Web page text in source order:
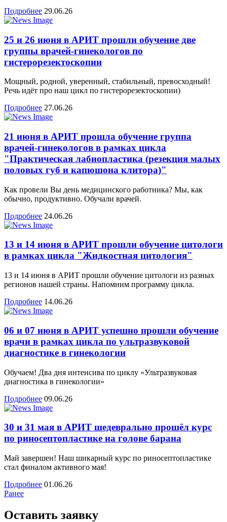
Подробнее 29.06.26
25 и 26 июня в АРИТ прошли обучение две
группы врачей-гинекологов по
гистерорезектоскопии
Мощный, родной, уверенный, стабильный, превосходный!
Речь идёт про наш цикл по гистерорезектоскопии)
Подробнее 27.06.26
21 июня в АРИТ прошла обучение группа
врачей-гинекологов в рамках цикла
"Практическая лабиопластика (резекция малых
половых губ и капюшона клитора)"
Как провели Вы день медицинского работника? Мы, как
обычно, продуктивно. Обучали врачей.
Подробнее 24.06.26
13 и 14 июня в АРИТ прошли обучение цитологи
в рамках цикла "Жидкостная цитология"
13 и 14 июня в АРИТ прошли обучение цитологи из разных
регионов нашей страны. Напомним программу цикла.
Подробнее 14.06.26
06 и 07 июня в АРИТ успешно прошли обучение
врачи в рамках цикла по ультразвуковой
диагностике в гинекологии
Обучаем! Два дня интенсива по циклу «Ультразвуковая
диагностика в гинекологии»
Подробнее 09.06.26
30 и 31 мая в АРИТ шедеврально прошёл курс
по риносептопластике на голове барана
Май завершен! Наш шикарный курс по риносептопластике
стал финалом активного мая!
Подробнее 01.06.26
Ранее
Оставить заявку